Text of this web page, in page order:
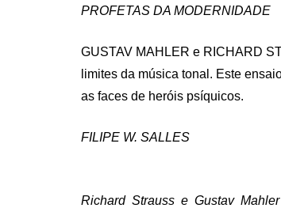
PROFETAS DA MODERNIDADE
GUSTAV MAHLER e RICHARD
limites da música tonal. Este
as faces de heróis psíquicos.
FILIPE W. SALLES
Richard Strauss e Gustav